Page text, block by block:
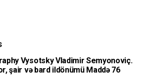
Vysotsky Vladimir Semyonoviç.
şair və bard ildönümü Maddə 76